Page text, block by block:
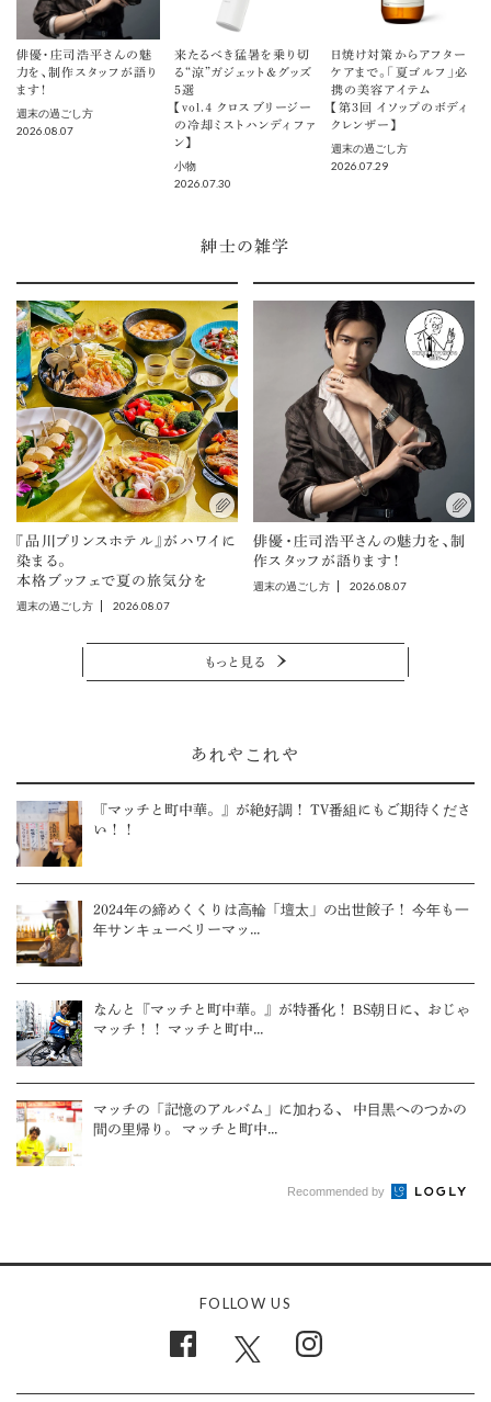
俳優・庄司浩平さんの魅
力を、制作スタッフが語り
ます！
週末の過ごし方
2026.08.07
来たるべき猛暑を乗り切
る“涼”ガジェット＆グッズ
5選
【vol.４ クロスブリージー
の冷却ミストハンディファ
ン】
小物
2026.07.30
日焼け対策からアフター
ケアまで。「夏ゴルフ」必
携の美容アイテム
【第3回 イソップのボディ
クレンザー】
週末の過ごし方
2026.07.29
紳士の雑学
『品川プリンスホテル』がハワイに
染まる。
本格ブッフェで夏の旅気分を
週末の過ごし方 2026.08.07
俳優・庄司浩平さんの魅力を、制
作スタッフが語ります！
週末の過ごし方 2026.08.07
もっと見る
あれやこれや
『マッチと町中華。』が絶好調！ TV番組にもご期待くださ
い！！
2024年の締めくくりは高輪「壇太」の出世餃子！ 今年も一
年サンキューベリーマッ...
なんと『マッチと町中華。』が特番化！ BS朝日に、おじゃ
マッチ！！ マッチと町中...
マッチの「記憶のアルバム」に加わる、 中目黒へのつかの
間の里帰り。 マッチと町中...
Recommended by
FOLLOW US